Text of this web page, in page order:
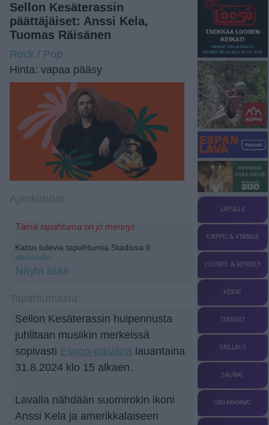
Sellon Kesäterassin
päättäjäiset: Anssi Kela,
Tuomas Räisänen
Rock / Pop
Hinta: vapaa pääsy
Tämä tapahtuma on jo mennyt
Katso tulevia tapahtumia Stadissa.fi -
etusivulta.
Näytä lisää
Sellon Kesäterassin huipennusta
juhlitaan musiikin merkeissä
sopivasti Espoo-päivänä lauantaina
31.8.2024 klo 15 alkaen.
Lavalla nähdään suomirokin ikoni
Anssi Kela ja amerikkalaiseen
LAPSILLE
KIRPPIS & VINTAGE
LUONTO & RETKEILY
KEIKAT
TERASSIT
GRILLAUS
SAUNAT
UIMARANNAT